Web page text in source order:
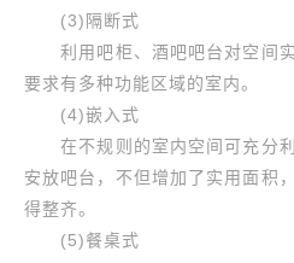
(3)隔断式
利用吧柜、酒吧吧台对空间实
要求有多种功能区域的室内。
(4)嵌入式
在不规则的室内空间可充分利
安放吧台，不但增加了实用面积
得整齐。
(5)餐桌式